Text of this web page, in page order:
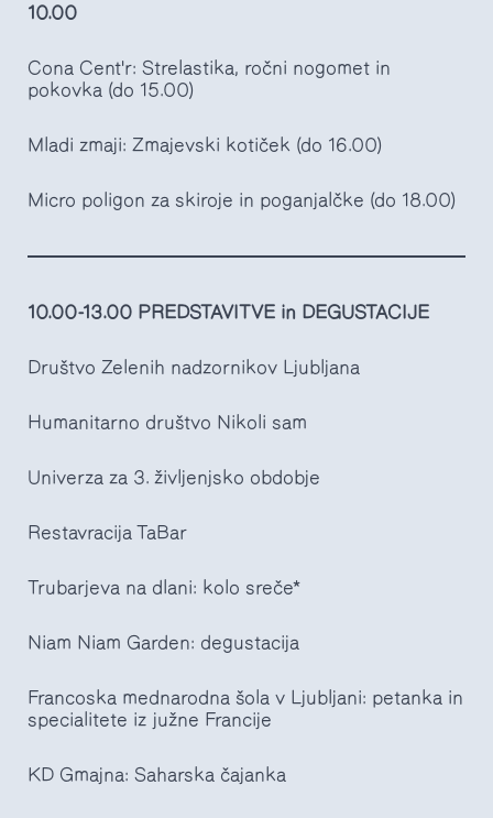
10.00
Cona Cent'r: Strelastika, ročni nogomet in
pokovka (do 15.00)
Mladi zmaji: Zmajevski kotiček (do 16.00)
Micro poligon za skiroje in poganjalčke (do 18.00)
10.00-13.00 PREDSTAVITVE in DEGUSTACIJE
Društvo Zelenih nadzornikov Ljubljana
Humanitarno društvo Nikoli sam
Univerza za 3. življenjsko obdobje
Restavracija TaBar
Trubarjeva na dlani: kolo sreče*
Niam Niam Garden: degustacija
Francoska mednarodna šola v Ljubljani: petanka in
specialitete iz južne Francije
KD Gmajna: Saharska čajanka